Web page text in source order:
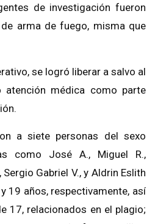
de investigación fueron
arma de fuego, misma que
se logró liberar a salvo al
atención médica como parte
a siete personas del sexo
como José A., Miguel R.,
Sergio Gabriel V., y Aldrin Eslith
19 años, respectivamente, así
17, relacionados en el plagio;